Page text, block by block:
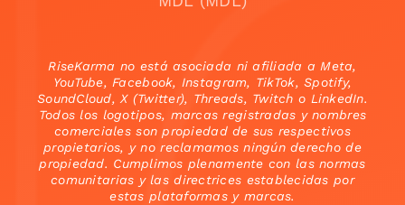
RiseKarma no está asociada ni afiliada a Meta,
YouTube, Facebook, Instagram, TikTok, Spotify,
SoundCloud, X (Twitter), Threads, Twitch o LinkedIn.
Todos los logotipos, marcas registradas y nombres
comerciales son propiedad de sus respectivos
propietarios, y no reclamamos ningún derecho de
propiedad. Cumplimos plenamente con las normas
comunitarias y las directrices establecidas por
estas plataformas y marcas.